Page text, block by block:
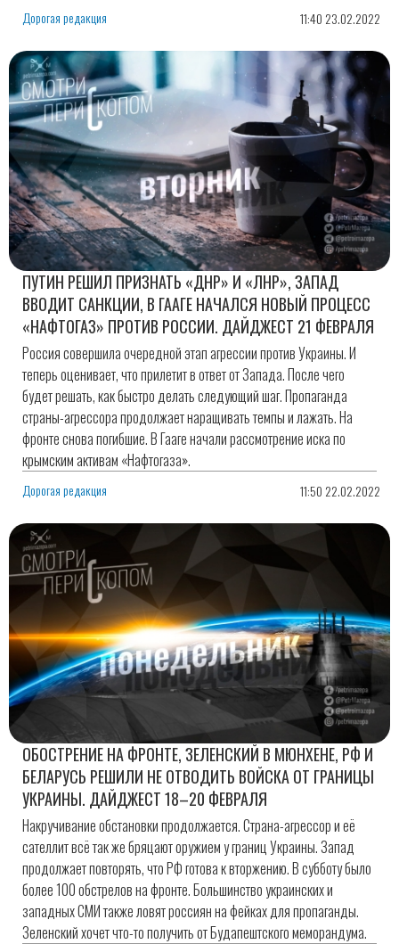
Дорогая редакция 11:40 23.02.2022
ПУТИН РЕШИЛ ПРИЗНАТЬ «ДНР» И «ЛНР», ЗАПАД
ВВОДИТ САНКЦИИ, В ГААГЕ НАЧАЛСЯ НОВЫЙ ПРОЦЕСС
«НАФТОГАЗ» ПРОТИВ РОССИИ. ДАЙДЖЕСТ 21 ФЕВРАЛЯ
Россия совершила очередной этап агрессии против Украины. И
теперь оценивает, что прилетит в ответ от Запада. После чего
будет решать, как быстро делать следующий шаг. Пропаганда
страны-агрессора продолжает наращивать темпы и лажать. На
фронте снова погибшие. В Гааге начали рассмотрение иска по
крымским активам «Нафтогаза».
Дорогая редакция 11:50 22.02.2022
ОБОСТРЕНИЕ НА ФРОНТЕ, ЗЕЛЕНСКИЙ В МЮНХЕНЕ, РФ И
БЕЛАРУСЬ РЕШИЛИ НЕ ОТВОДИТЬ ВОЙСКА ОТ ГРАНИЦЫ
УКРАИНЫ. ДАЙДЖЕСТ 18–20 ФЕВРАЛЯ
Накручивание обстановки продолжается. Страна-агрессор и её
сателлит всё так же бряцают оружием у границ Украины. Запад
продолжает повторять, что РФ готова к вторжению. В субботу было
более 100 обстрелов на фронте. Большинство украинских и
западных СМИ также ловят россиян на фейках для пропаганды.
Зеленский хочет что-то получить от Будапештского меморандума.